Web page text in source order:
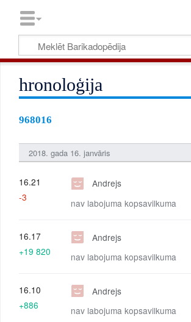
hronoloģija
968016
2018. gada 16. janvāris
Andrejs
nav labojuma kopsavilkuma
16.21
-3
Andrejs
nav labojuma kopsavilkuma
16.17
+19 820
Andrejs
nav labojuma kopsavilkuma
16.10
+886